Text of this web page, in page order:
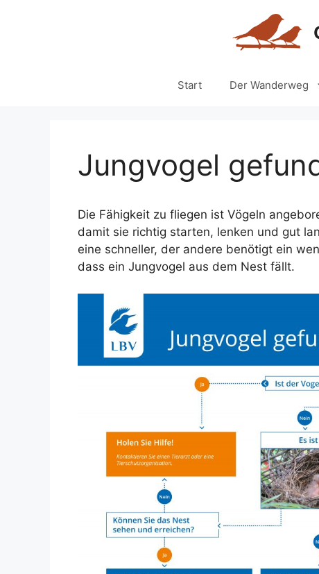
Start Der Wanderweg
Jungvogel
Die Fähigkeit zu fliegen ist Vögeln
damit sie richtig starten, lenken und gut
eine schneller, der andere benötigt ein
dass ein Jungvogel aus dem Nest fällt.